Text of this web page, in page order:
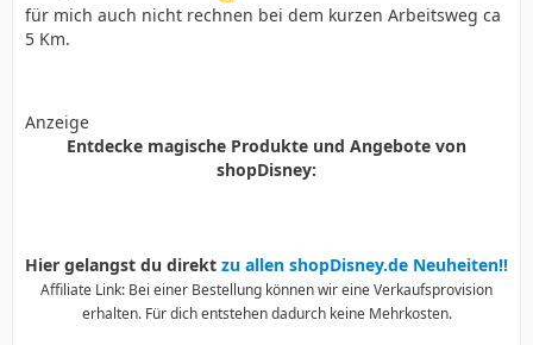
für mich auch nicht rechnen bei dem kurzen Arbeitsweg ca
5 Km.
Anzeige
Entdecke magische Produkte und Angebote von
shopDisney:
Hier gelangst du direkt zu allen shopDisney.de Neuheiten!!
Affiliate Link: Bei einer Bestellung können wir eine Verkaufsprovision
erhalten. Für dich entstehen dadurch keine Mehrkosten.